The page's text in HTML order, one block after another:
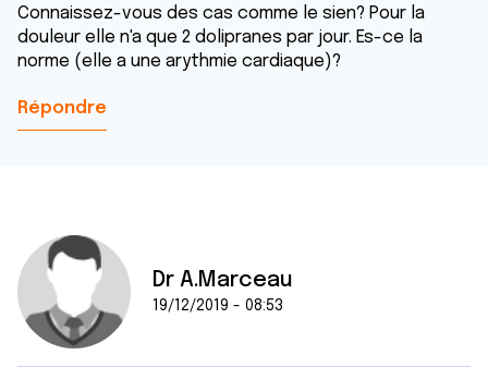
Connaissez-vous des cas comme le sien? Pour la
douleur elle n'a que 2 dolipranes par jour. Es-ce la
norme (elle a une arythmie cardiaque)?
Répondre
Dr A.Marceau
19/12/2019 - 08:53